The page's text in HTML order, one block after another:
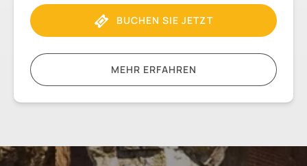
BUCHEN SIE JETZT
MEHR ERFAHREN